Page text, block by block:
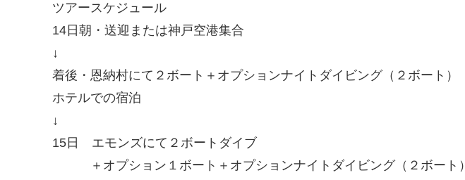
ツアースケジュール
14日朝・送迎または神戸空港集合
↓
着後・恩納村にて２ボート＋オプションナイトダイビング（２ボート）
ホテルでの宿泊
↓
15日 エモンズにて２ボートダイブ
＋オプション１ボート＋オプションナイトダイビング（２ボート）